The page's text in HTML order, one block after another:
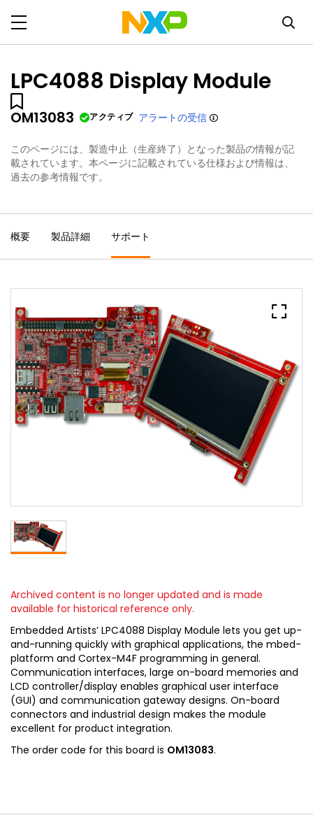
LPC4088 Display Module
OM13083 アクティブ アラートの受信
このページには、製造中止（生産終了）となった製品の情報が記
載されています。本ページに記載されている仕様および情報は、
過去の参考情報です。
概要 製品詳細 サポート
Archived content is no longer updated and is made
available for historical reference only.
Embedded Artists’ LPC4088 Display Module lets you get up-
and-running quickly with graphical applications, the mbed-
platform and Cortex-M4F programming in general.
Communication interfaces, large on-board memories and
LCD controller/display enables graphical user interface
(GUI) and communication gateway designs. On-board
connectors and industrial design makes the module
excellent for product integration.
The order code for this board is OM13083.